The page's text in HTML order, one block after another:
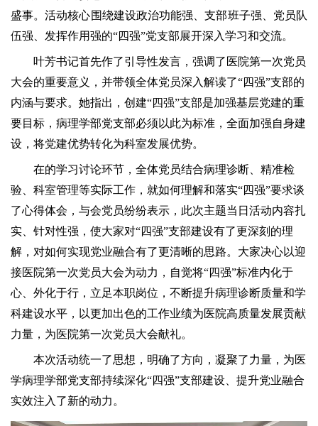
盛事。活动核心围绕建设政治功能强、支部班子强、党员队
伍强、发挥作用强的“四强”党支部展开深入学习和交流。
叶芳书记首先作了引导性发言，强调了医院第一次党员
大会的重要意义，并带领全体党员深入解读了“四强”支部的
内涵与要求。她指出，创建“四强”支部是加强基层党建的重
要目标，病理学部党支部必须以此为标准，全面加强自身建
设，将党建优势转化为科室发展优势。
在的学习讨论环节，全体党员结合病理诊断、精准检
验 、科室管理等实际工作，就如何理解和落实“四强”要求谈
了心得体会，与会党员纷纷表示，此次主题当日活动内容扎
实、针对性强，使大家对“四强”支部建设有了更深刻的理
解，对如何实现党业融合有了更清晰的思路。大家决心以迎
接医院第一次党员大会为动力，自觉将“四强”标准内化于
心、外化于行，立足本职岗位，不断提升病理诊断质量和学
科建设水平，以更加出色的工作业绩为医院高质量发展贡献
力量，为医院第一次党员大会献礼。
本次活动统一了思想，明确了方向，凝聚了力量，为医
学病理学部党支部持续深化“四强”支部建设、提升党业融合
实效注入了新的动力。